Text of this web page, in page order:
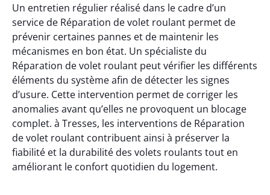
Un entretien régulier réalisé dans le cadre d’un
service de Réparation de volet roulant permet de
prévenir certaines pannes et de maintenir les
mécanismes en bon état. Un spécialiste du
Réparation de volet roulant peut vérifier les différents
éléments du système afin de détecter les signes
d’usure. Cette intervention permet de corriger les
anomalies avant qu’elles ne provoquent un blocage
complet. à Tresses, les interventions de Réparation
de volet roulant contribuent ainsi à préserver la
fiabilité et la durabilité des volets roulants tout en
améliorant le confort quotidien du logement.